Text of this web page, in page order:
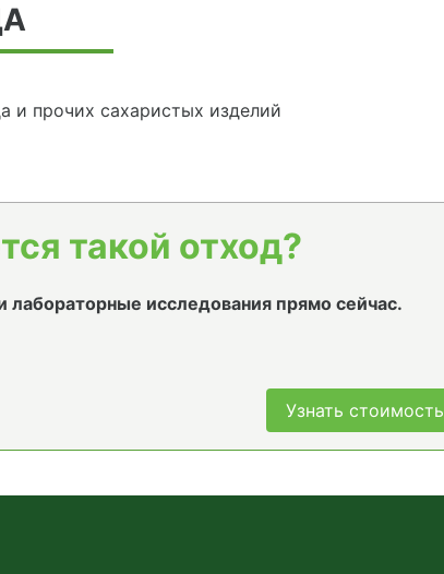
и прочих сахаристых изделий
такой отход?
лабораторные исследования прямо сейчас.
Узнать стоимость